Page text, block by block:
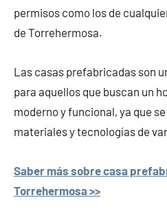
permisos como los de
de Torrehermosa.
Las casas prefabricadas son
para aquellos que buscan un
moderno y funcional, ya que
materiales y tecnologías de
Saber más sobre casa
Torrehermosa >>